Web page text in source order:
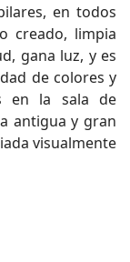
en todos
creado, limpia
gana luz, y es
de colores y
en la sala de
antigua y gran
visualmente